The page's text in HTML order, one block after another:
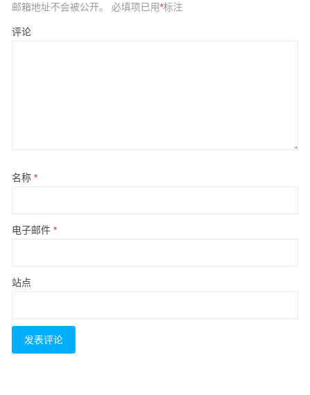
邮箱地址不会被公开。 必填项已用*标注
评论
名称 *
电子邮件 *
站点